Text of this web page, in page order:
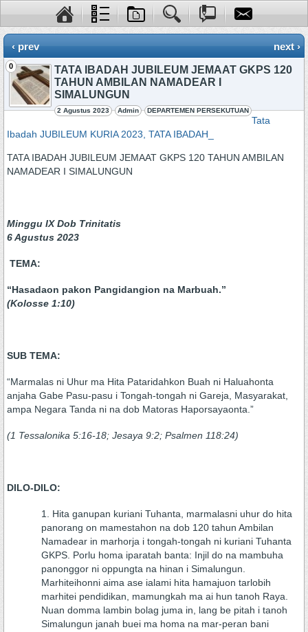
‹ prev next ›
0
TATA IBADAH JUBILEUM JEMAAT GKPS 120
TAHUN AMBILAN NAMADEAR I
SIMALUNGUN
2 Agustus 2023 Admin DEPARTEMEN PERSEKUTUAN
Tata
Ibadah JUBILEUM KURIA 2023, TATA IBADAH_
TATA IBADAH JUBILEUM JEMAAT GKPS 120 TAHUN AMBILAN
NAMADEAR I SIMALUNGUN
Minggu IX Dob Trinitatis
6 Agustus 2023
TEMA:
“Hasadaon pakon Pangidangion na Marbuah.”
(Kolosse 1:10)
SUB TEMA:
“Marmalas ni Uhur ma Hita Pataridahkon Buah ni Haluahonta
anjaha Gabe Pasu-pasu i Tongah-tongah ni Gareja, Masyarakat,
ampa Negara Tanda ni na dob Matoras Haporsayaonta.”
(1 Tessalonika 5:16-18; Jesaya 9:2; Psalmen 118:24)
DILO-DILO:
Hita ganupan kuriani Tuhanta, marmalasni uhur do hita
panorang on mamestahon na dob 120 tahun Ambilan
Namadear in marhorja i tongah-tongah ni kuriani Tuhanta
GKPS. Porlu homa iparatah banta: Injil do na mambuha
panonggor ni oppungta na hinan i Simalungun.
Marhiteihonni aima ase ialami hita hamajuon tarlobih
marhitei pendidikan, mamungkah ma ai hun tanoh Raya.
Nuan domma lambin bolag juma in, lang be pitah i tanoh
Simalungun janah buei ma homa na mar-peran bani